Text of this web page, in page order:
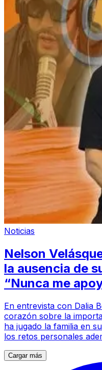
Noticias
Nelson
la ausencia de
“Nunca me
En entrevista con Dalia
corazón sobre la
ha jugado la familia en
los retos personales
Cargar más